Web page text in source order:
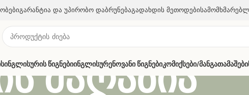
Გარანტია Და Უპირობო ᲓაბრუნებაᲒადახდის Მეთოდები
Ინგლისურის ᲬიგნებიᲘნგლისურენოვანი ᲬიგნებიᲙომიქსები/მანგაᲗამაშები
მაღაზია